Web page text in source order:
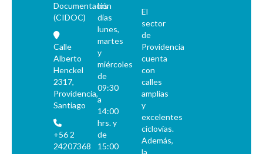
Documentación
(CIDOC)
Calle
Alberto
Henckel
2317,
Providencia,
Santiago
+56 2
24207368
los
días
lunes,
martes
y
miércoles
de
09:30
a
14:00
hrs. y
de
15:00
El
sector
de
Providencia
cuenta
con
calles
amplias
y
excelentes
ciclovías.
Además,
la